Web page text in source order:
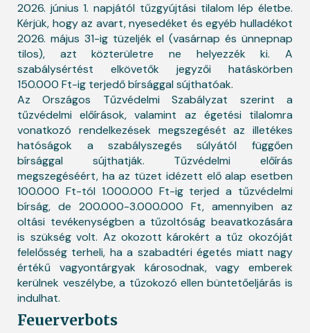
2026. június 1. napjától tűzgyújtási tilalom lép életbe.
Kérjük, hogy az avart, nyesedéket és egyéb hulladékot
2026. május 31-ig tüzeljék el (vasárnap és ünnepnap
tilos), azt közterületre ne helyezzék ki. A
szabálysértést elkövetők jegyzői hatáskörben
150.000 Ft-ig terjedő bírsággal sújthatóak.
Az Országos Tűzvédelmi Szabályzat szerint a
tűzvédelmi előírások, valamint az égetési tilalomra
vonatkozó rendelkezések megszegését az illetékes
hatóságok a szabályszegés súlyától függően
bírsággal sújthatják. Tűzvédelmi előírás
megszegéséért, ha az tüzet idézett elő alap esetben
100.000 Ft-tól 1.000.000 Ft-ig terjed a tűzvédelmi
bírság, de 200.000-3.000.000 Ft, amennyiben az
oltási tevékenységben a tűzoltóság beavatkozására
is szükség volt. Az okozott károkért a tűz okozóját
felelősség terheli, ha a szabadtéri égetés miatt nagy
értékű vagyontárgyak károsodnak, vagy emberek
kerülnek veszélybe, a tűzokozó ellen büntetőeljárás is
indulhat.
Feuerverbots